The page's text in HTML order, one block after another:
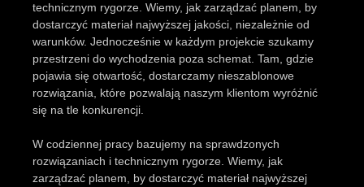
technicznym rygorze. Wiemy, jak zarządzać planem, by
dostarczyć materiał najwyższej jakości, niezależnie od
warunków. Jednocześnie w każdym projekcie szukamy
przestrzeni do wychodzenia poza schemat. Tam, gdzie
pojawia się otwartość, dostarczamy nieszablonowe
rozwiązania, które pozwalają naszym klientom wyróżnić
się na tle konkurencji.
W codziennej pracy bazujemy na sprawdzonych
rozwiązaniach i technicznym rygorze. Wiemy, jak
zarządzać planem, by dostarczyć materiał najwyższej